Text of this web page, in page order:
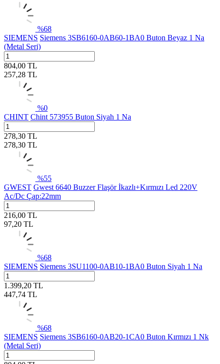
%68
SIEMENS Siemens 3SB6160-0AB60-1BA0 Buton Beyaz 1 Na
(Metal Seri)
804,00 TL
257,28 TL
%0
CHINT Chint 573955 Buton Siyah 1 Na
278,30 TL
278,30 TL
%55
GWEST Gwest 6640 Buzzer Flaşör İkazlı+Kırmızı Led 220V
Ac/Dc Çap:22mm
216,00 TL
97,20 TL
%68
SIEMENS Siemens 3SU1100-0AB10-1BA0 Buton Siyah 1 Na
1.399,20 TL
447,74 TL
%68
SIEMENS Siemens 3SB6160-0AB20-1CA0 Buton Kırmızı 1 Nk
(Metal Seri)